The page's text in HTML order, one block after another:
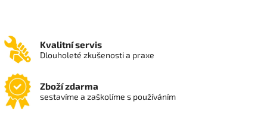
Kvalitní servis
Dlouholeté zkušenosti a praxe
Zboží zdarma
sestavíme a zaškolíme s používáním